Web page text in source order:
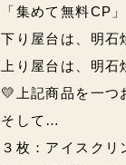
「集めて無料CP
下り屋台は、明石
上り屋台は、明
💛上記商品を一つ
そして…
３枚：アイスクリ